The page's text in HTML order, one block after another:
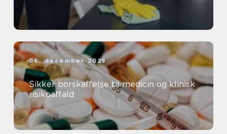
06. december 2025
Sikker borskaffelse til medicin og klinisk
risikoaffald